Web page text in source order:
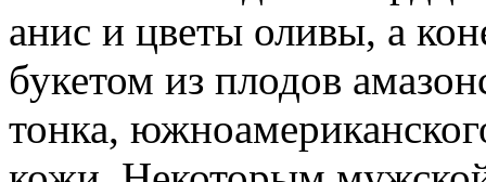
анис и цветы оливы, а
букетом из плодов
тонка,